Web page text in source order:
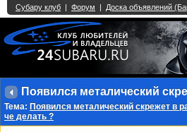
Тема: Появился металический скрежет в
че делать ?
Single Sign On
2 3 4 5 6 7 8 9 10 11 12 13 14 15 16 17
27 28 29 30 31 32 33 34 35 36